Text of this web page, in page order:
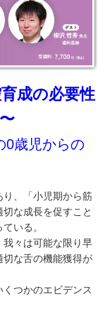
成の必要性
0歳児からの
、「小児期から筋
な成長を促すこと
いる。
我々は可能な限り早
な舌の機能獲得が
つかのエビデンス